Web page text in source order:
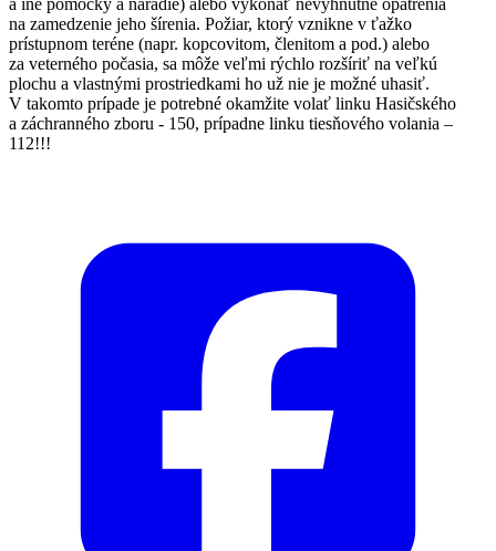
na zamedzenie jeho šírenia. Požiar, ktorý vznikne v ťažko
prístupnom teréne (napr. kopcovitom, členitom a pod.) alebo
za veterného počasia, sa môže veľmi rýchlo rozšíriť na veľkú
plochu a vlastnými prostriedkami ho už nie je možné uhasiť.
V takomto prípade je potrebné okamžite volať linku Hasičského
a záchranného zboru - 150, prípadne linku tiesňového volania –
112!!!